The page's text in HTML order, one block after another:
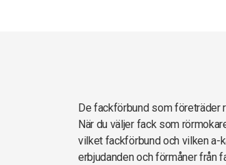
De fackförbund som företräder
När du väljer fack som
vilket fackförbund och vilken a-
erbjudanden och förmåner från